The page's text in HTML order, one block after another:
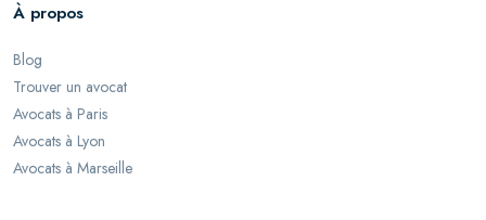
À propos
Blog
Trouver un avocat
Avocats à Paris
Avocats à Lyon
Avocats à Marseille